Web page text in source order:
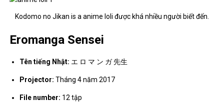
Kodomo no Jikan is a anime loli được khá nhiều người biết đến.
Eromanga Sensei
Tên tiếng Nhật: エ ロ マ ン ガ 先生
Projector:Tháng 4 năm 2017
File number: 12 tập